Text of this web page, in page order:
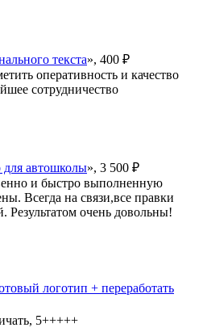
текста», 400 ₽
оперативность и качество
сотрудничество
автошколы», 3 500 ₽
и быстро выполненную
Всегда на связи,все правки
Результатом очень довольны!
логотип + переработать
5+++++